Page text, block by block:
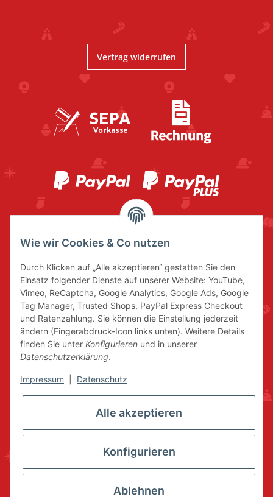
Vertrag widerrufen
* Alle Preise inkl. gesetzlicher USt., zzgl.
Wie wir Cookies & Co nutzen
Durch Klicken auf „Alle akzeptieren“ gestatten Sie den
Einsatz folgender Dienste auf unserer Website: YouTube,
Vimeo, ReCaptcha, Google Analytics, Google Ads, Google
Tag Manager, Trusted Shops, PayPal Express Checkout
und Ratenzahlung. Sie können die Einstellung jederzeit
ändern (Fingerabdruck-Icon links unten). Weitere Details
finden Sie unter Konfigurieren und in unserer
Datenschutzerklärung.
Impressum Datenschutz
Alle akzeptieren
Konfigurieren
Ablehnen